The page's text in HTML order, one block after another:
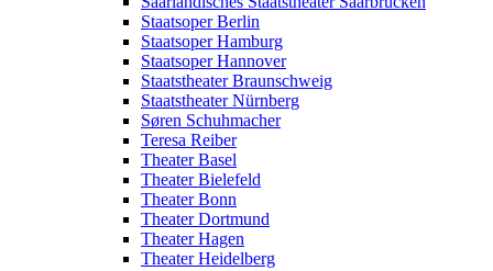
Staatsoper Berlin
Staatsoper Hamburg
Staatsoper Hannover
Staatstheater Braunschweig
Staatstheater Nürnberg
Søren Schuhmacher
Teresa Reiber
Theater Basel
Theater Bielefeld
Theater Bonn
Theater Dortmund
Theater Hagen
Theater Heidelberg